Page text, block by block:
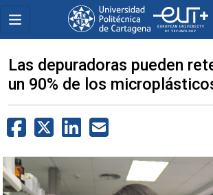
Las depuradoras pueden
un 90% de los